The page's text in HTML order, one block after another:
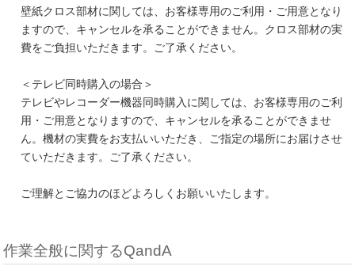
壁紙クロス部材に関しては、お客様専用のご利用・ご用意となり
ますので、キャンセルを承ることができません。クロス部材の実
費をご負担いただきます。ご了承ください。
＜テレビ同時購入の場合＞
テレビやレコーダー機器同時購入に関しては、お客様専用のご利
用・ご用意となりますので、キャンセルを承ることができませ
ん。機材の実費をお支払いいただき、ご指定の場所にお届けさせ
ていただきます。ご了承ください。
ご理解とご協力のほどよろしくお願いいたします。
作業全般に関するQandA